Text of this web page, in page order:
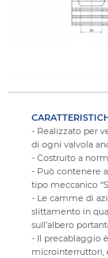
- Realizzato per
di ogni valvola
- Costruito a
- Può contenere
tipo meccanico
- Le camme di
slittamento in
sull’albero
- Il precablaggio
microinterruttori,